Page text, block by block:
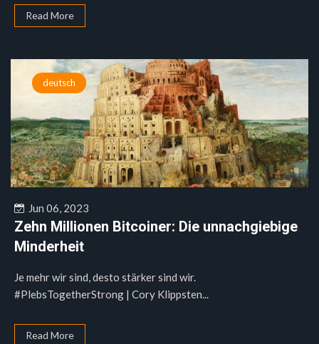
Read More
deutsch
Jun 06, 2023
Zehn Millionen Bitcoiner: Die unnachgiebige
Minderheit
Je mehr wir sind, desto stärker sind wir.
#PlebsTogetherStrong | Cory Klippsten...
Read More